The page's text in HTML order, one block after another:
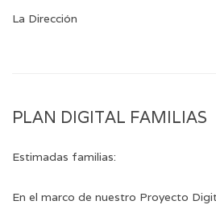
La Dirección
PLAN DIGITAL FAMILIAS
Estimadas familias:
En el marco de nuestro Proyecto